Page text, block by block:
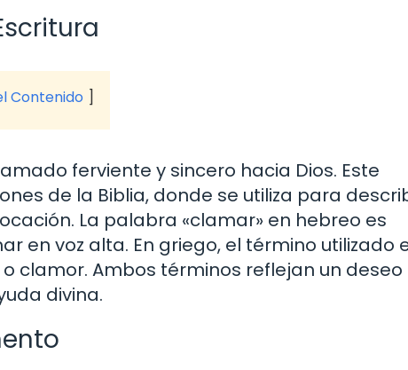
Contenido
ferviente y sincero hacia Dios. Este
de la Biblia, donde se utiliza para
La palabra «clamar» en hebreo es
en voz alta. En griego, el término utilizado
clamor. Ambos términos reflejan un deseo
divina.